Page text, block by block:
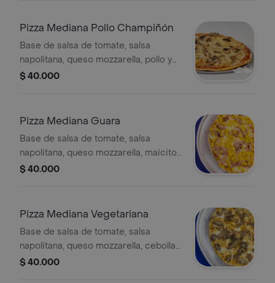
Pizza Mediana Pollo Champiñón
Base de salsa de tomate, salsa
napolitana, queso mozzarella, pollo y
champiñones, 8 porciones, 32 cm.
$ 40.000
Pizza Mediana Guara
Base de salsa de tomate, salsa
napolitana, queso mozzarella, maicitos
y tocineta, 8 porciones, 32 cm.
$ 40.000
Pizza Mediana Vegetariana
Base de salsa de tomate, salsa
napolitana, queso mozzarella, cebolla,
pimentón, aceitunas y champiñones, 8
$ 40.000